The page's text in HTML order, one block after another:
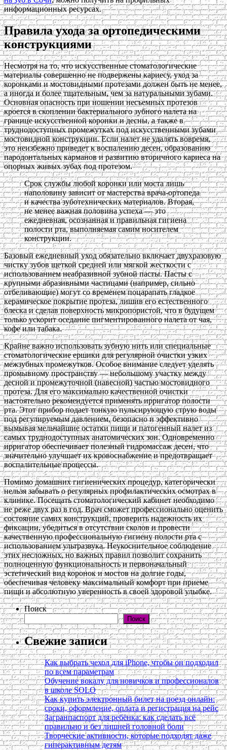
информационных ресурсах.
Правила ухода за ортопедическими
конструкциями
Несмотря на то, что искусственные стоматологические
материалы совершенно не подвержены кариесу, уход за
коронками и мостовидными протезами должен быть не менее,
а иногда и более тщательным, чем за натуральными зубами.
Основная опасность при ношении несъемных протезов
кроется в скоплении бактериального зубного налета на
границе искусственной коронки и десны, а также в
труднодоступных промежутках под искусственными зубами
мостовидной конструкции. Если налет не удалять вовремя,
это неизбежно приведет к воспалению десен, образованию
пародонтальных карманов и развитию вторичного кариеса на
опорных живых зубах под протезом.
Срок службы любой коронки или моста лишь
наполовину зависит от мастерства врача-ортопеда
и качества зуботехнических материалов. Вторая,
не менее важная половина успеха — это
ежедневная, осознанная и правильная гигиена
полости рта, выполняемая самим носителем
конструкции.
Базовый ежедневный уход обязательно включает двухразовую
чистку зубов щеткой средней или мягкой жесткости с
использованием неабразивной зубной пасты. Пасты с
крупными абразивными частицами (например, сильно
отбеливающие) могут со временем поцарапать гладкое
керамическое покрытие протеза, лишив его естественного
блеска и сделав поверхность микропористой, что в будущем
только ускорит оседание пигментированного налета от чая,
кофе или табака.
Крайне важно использовать зубную нить или специальные
стоматологические ершики для регулярной очистки узких
межзубных промежутков. Особое внимание следует уделять
промывному пространству — небольшому участку между
десной и промежуточной (навесной) частью мостовидного
протеза. Для его максимально качественной очистки
настоятельно рекомендуется применять ирригатор полости
рта. Этот прибор подает тонкую пульсирующую струю воды
под регулируемым давлением, безопасно и эффективно
вымывая мельчайшие остатки пищи и патогенный налет из
самых труднодоступных анатомических зон. Одновременно
ирригатор обеспечивает полезный гидромассаж десен, что
значительно улучшает их кровоснабжение и предотвращает
воспалительные процессы.
Помимо домашних гигиенических процедур, категорически
нельзя забывать о регулярных профилактических осмотрах в
клинике. Посещать стоматологический кабинет необходимо
не реже двух раз в год. Врач сможет профессионально оценить
состояние самих конструкций, проверить надежность их
фиксации, убедиться в отсутствии сколов и провести
качественную профессиональную гигиену полости рта с
использованием ультразвука. Неукоснительное соблюдение
этих несложных, но важных правил позволит сохранить
полноценную функциональность и первоначальный
эстетический вид коронок и мостов на долгие годы,
обеспечивая человеку максимальный комфорт при приеме
пищи и абсолютную уверенность в своей здоровой улыбке.
Поиск
Поиск
Свежие записи
Как выбрать чехол для iPhone, чтобы он подходил
по всем параметрам
Обучение вокалу для новичков и профессионалов
в школе SOLO
Как купить электронный билет на поезд онлайн:
сроки, оформление, оплата и регистрация на рейс
Загранпаспорт для ребёнка: как сделать всё
правильно и без лишней головной боли
Творческие активности, которые подходят даже
гиперактивным детям